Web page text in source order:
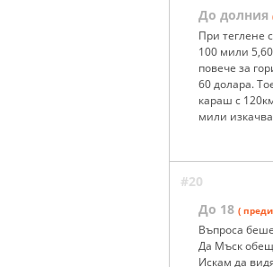
До долния
При теглене
100 мили
повече за
60 долара.
караш с
мили
#20
До 18 (
Въпроса
Да Мъск
Искам да